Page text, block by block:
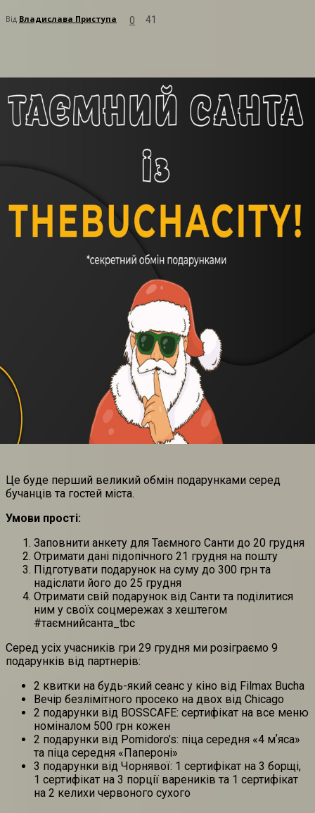
Від Владислава Приступа 0 41
Це буде перший великий обмін подарунками серед
бучанців та гостей міста.
Умови прості:
Заповнити анкету для Таємного Санти до 20 грудня
Отримати дані підопічного 21 грудня на пошту
Підготувати подарунок на суму до 300 грн та
надіслати його до 25 грудня
Отримати свій подарунок від Санти та поділитися
ним у своїх соцмережах з хештегом
#таємнийсанта_tbc
Серед усіх учасників гри 29 грудня ми розіграємо 9
подарунків від партнерів:
2 квитки на будь-який сеанс у кіно від Filmax Bucha
Вечір безлімітного просеко на двох від Chicago
2 подарунки від BOSSCAFE: сертифікат на все меню
номіналом 500 грн кожен
2 подарунки від Pomidoro’s: піца середня «4 мʼяса»
та піца середня «Папероні»
3 подарунки від Чорнявої: 1 сертифікат на 3 борщі,
1 сертифікат на 3 порції вареників та 1 сертифікат
на 2 келихи червоного сухого